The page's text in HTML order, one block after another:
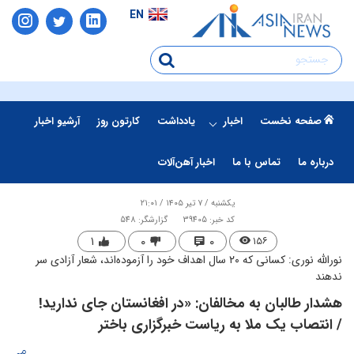
EN
صفحه نخست اخبار یادداشت کارتون روز آرشیو اخبار
درباره ما تماس با ما اخبار آهن‌آلات
یکشنبه / ۷ تیر ۱۴۰۵ / ۲۱:۰۱
کد خبر: 39405
گزارشگر: 548
۱۵۶ ۰ ۰ ۱
نورالله نوری: کسانی که ۲۰ سال اهداف خود را آزموده‌اند، شعار آزادی سر
ندهند
هشدار طالبان به مخالفان: «در افغانستان جای ندارید!
/ انتصاب یک ملا به ریاست خبرگزاری باختر